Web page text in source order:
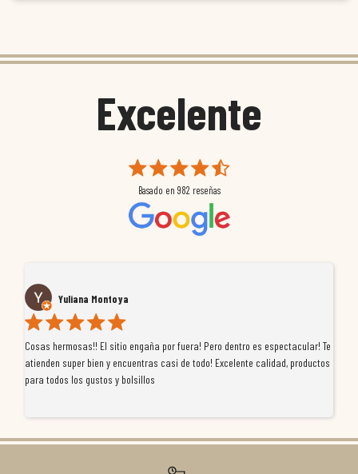
Excelente
Basado en 982 reseñas
Yuliana Montoya
Cosas hermosas!! El sitio engaña por fuera! Pero dentro es espectacular! Te
atienden super bien y encuentras casi de todo! Excelente calidad, productos
para todos los gustos y bolsillos